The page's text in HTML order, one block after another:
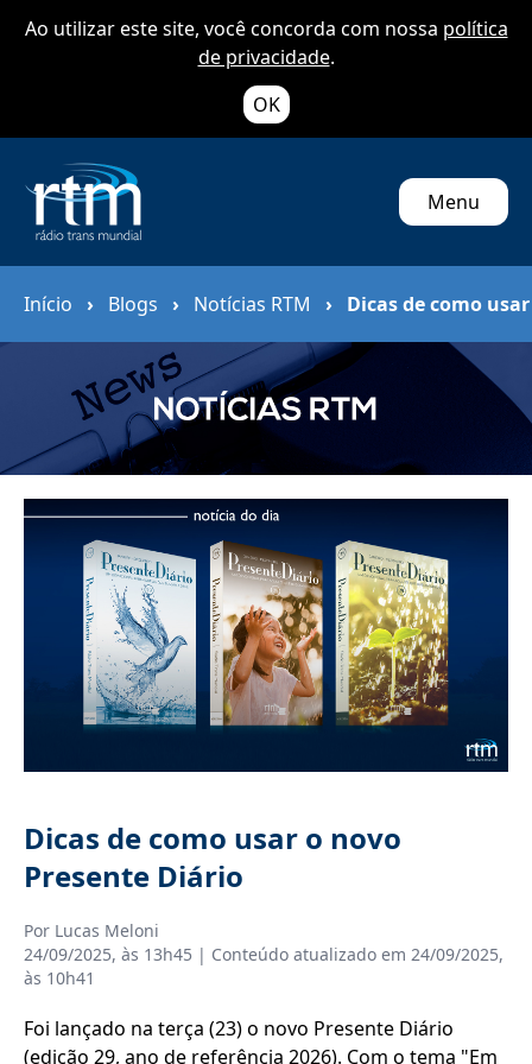
Ao utilizar este site, você concorda com nossa política
de privacidade.
OK
Menu
Início › Blogs › Notícias RTM › Dicas de como
Dicas de como usar o novo
Presente Diário
Por Lucas Meloni
24/09/2025, às 13h45 | Conteúdo atualizado em 24/09/2025,
às 10h41
Foi lançado na terça (23) o novo Presente Diário
(edição 29, ano de referência 2026). Com o tema "Em